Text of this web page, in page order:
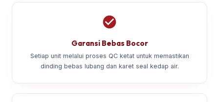
Garansi Bebas Bocor
Setiap unit melalui proses QC ketat untuk memastikan
dinding bebas lubang dan karet seal kedap air.